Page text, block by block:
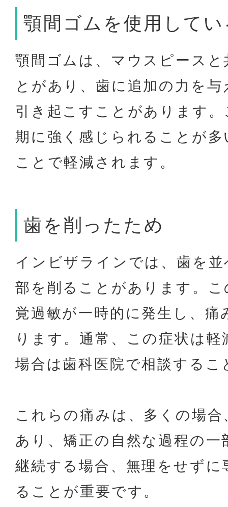
顎間ゴムを使用して
顎間ゴムは、マウスピース
とがあり、歯に追加の力を
引き起こすことがあります
期に強く感じられることが
ことで軽減されます。
歯を削ったため
インビザラインでは、歯を
部を削ることがあります。
覚過敏が一時的に発生し、
ります。通常、この症状は
場合は歯科医院で相談する
これらの痛みは、多くの場
あり、矯正の自然な過程の
継続する場合、無理をせずに
ることが重要です。